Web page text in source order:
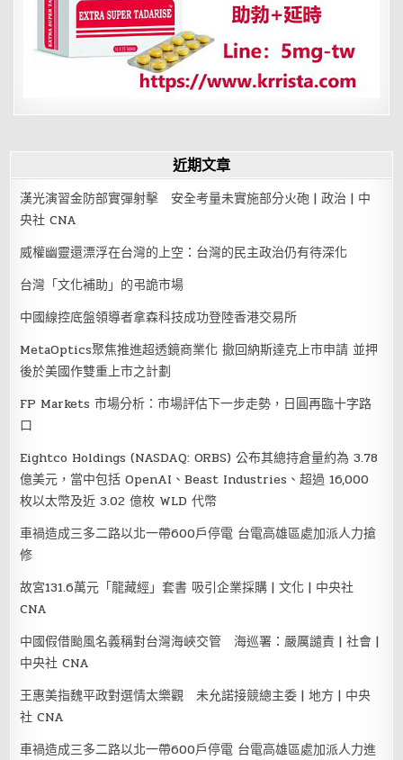
近期文章
漢光演習金防部實彈射擊 安全考量未實施部分火砲 | 政治 | 中
央社 CNA
威權幽靈還漂浮在台灣的上空：台灣的民主政治仍有待深化
台灣「文化補助」的弔詭市場
中國線控底盤領導者拿森科技成功登陸香港交易所
MetaOptics聚焦推進超透鏡商業化 撤回納斯達克上市申請 並押
後於美國作雙重上市之計劃
FP Markets 市場分析：市場評估下一步走勢，日圓再臨十字路
口
Eightco Holdings (NASDAQ: ORBS) 公布其總持倉量約為 3.78
億美元，當中包括 OpenAI、Beast Industries、超過 16,000
枚以太幣及近 3.02 億枚 WLD 代幣
車禍造成三多二路以北一帶600戶停電 台電高雄區處加派人力搶
修
故宮131.6萬元「龍藏經」套書 吸引企業採購 | 文化 | 中央社
CNA
中國假借颱風名義稱對台灣海峽交管 海巡署：嚴厲譴責 | 社會 |
中央社 CNA
王惠美指魏平政對選情太樂觀 未允諾接競總主委 | 地方 | 中央
社 CNA
車禍造成三多二路以北一帶600戶停電 台電高雄區處加派人力進